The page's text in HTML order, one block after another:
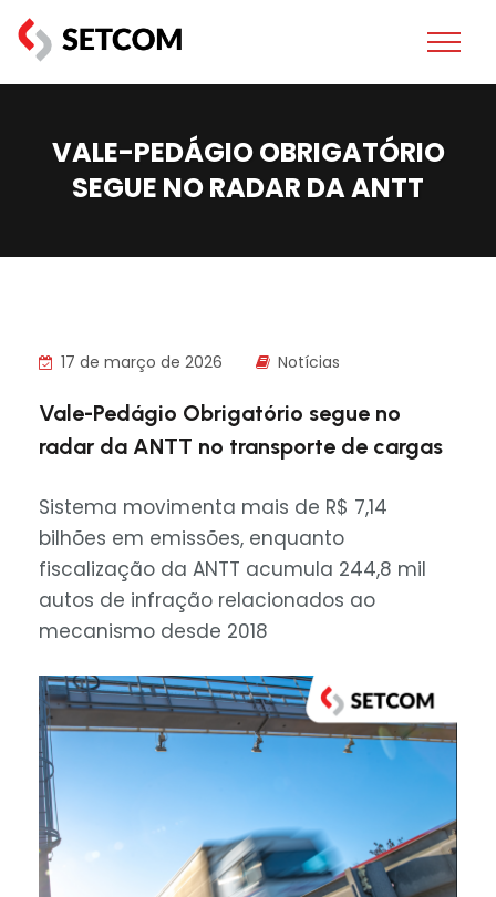
VALE-PEDÁGIO OBRIGATÓRIO
SEGUE NO RADAR DA ANTT
17 de março de 2026 Notícias
Vale-Pedágio Obrigatório segue no
radar da ANTT no transporte de cargas
Sistema movimenta mais de R$ 7,14
bilhões em emissões, enquanto
fiscalização da ANTT acumula 244,8 mil
autos de infração relacionados ao
mecanismo desde 2018